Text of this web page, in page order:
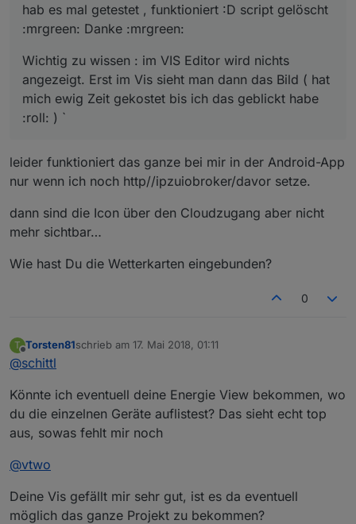
hab es mal getestet , funktioniert :D script gelöscht
:mrgreen: Danke :mrgreen:
Wichtig zu wissen : im VIS Editor wird nichts
angezeigt. Erst im Vis sieht man dann das Bild ( hat
mich ewig Zeit gekostet bis ich das geblickt habe
:roll: ) `
leider funktioniert das ganze bei mir in der Android-App
nur wenn ich noch http//ipzuiobroker/davor setze.
dann sind die Icon über den Cloudzugang aber nicht
mehr sichtbar…
Wie hast Du die Wetterkarten eingebunden?
0
T
Offline
Torsten81schrieb am 17. Mai 2018, 01:11
zuletzt editiert von
@schittl
Könnte ich eventuell deine Energie View bekommen, wo
du die einzelnen Geräte auflistest? Das sieht echt top
aus, sowas fehlt mir noch
@vtwo
Deine Vis gefällt mir sehr gut, ist es da eventuell
möglich das ganze Projekt zu bekommen?